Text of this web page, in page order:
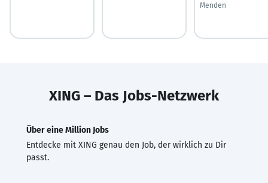
Menden
XING – Das Jobs-Netzwerk
Über eine Million Jobs
Entdecke mit XING genau den Job, der wirklich zu Dir
passt.